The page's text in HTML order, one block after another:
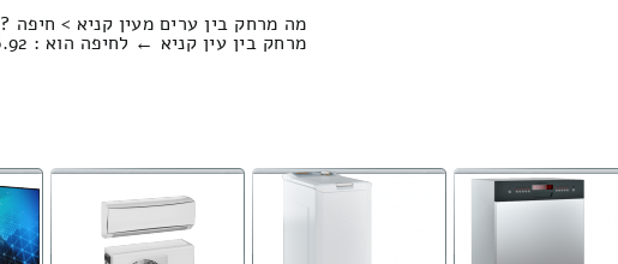
מה מרחק בין ערים מעין קניא > חיפה ?
מרחק בין עין קניא ← לחיפה הוא : 136.92 קילומטרים